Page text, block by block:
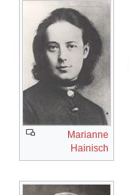
Marianne
Hainisch